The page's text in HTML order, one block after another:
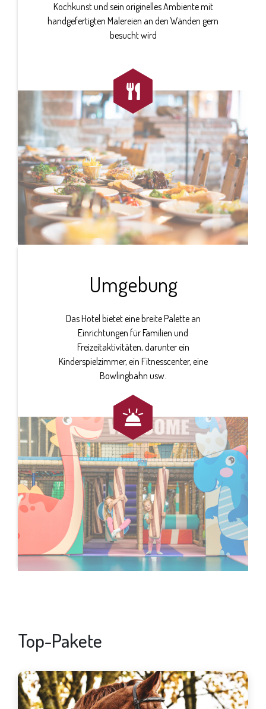
Kochkunst und sein originelles Ambiente mit
handgefertigten Malereien an den Wänden gern
besucht wird

Umgebung
Das Hotel bietet eine breite Palette an
Einrichtungen für Familien und
Freizeitaktivitäten, darunter ein
Kinderspielzimmer, ein Fitnesscenter, eine
Bowlingbahn usw.
Top-Pakete